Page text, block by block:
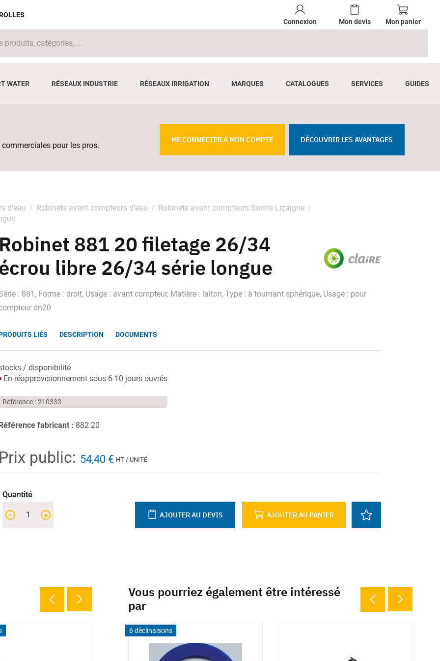
Connexion Mon devis Mon panier
WATER RÉSEAUX INDUSTRIE RÉSEAUX IRRIGATION MARQUES CATALOGUES SERVICES GUIDES
pour les pros.
ME CONNECTER À MON COMPTE DÉCOUVRIR LES AVANTAGES
d'eau Robinets avant compteurs d’eau
Robinets avant compteurs Sainte Lizaigne
Robinet 881 20 filetage 26/34
libre 26/34 série longue
: 881, Forme : droit, Usage : avant compteur, Matière : laiton, Type : à tournant sphérique, Usage : pour
dn20
LIÉS DESCRIPTION DOCUMENTS
/ disponibilité
En réapprovisionnement sous 6-10 jours ouvrés
Référence 210333
fabricant : 882 20
Prix public: 54,40 € HT / UNITÉ
Quantité
+
- AJOUTER AU PANIER
AJOUTER AU DEVIS
6 déclinaisons
Vous pourriez également être intéressé
par
6 déclinaisons